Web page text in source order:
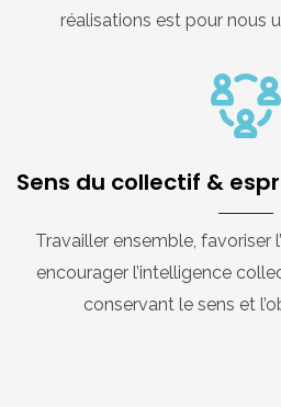
réalisations est pour nous
Sens du collectif &
Travailler ensemble, favoriser
encourager l’intelligence
conservant le sens et